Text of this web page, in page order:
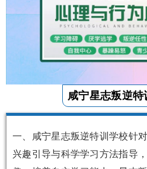
咸宁星志叛逆特
一、咸宁星志叛逆特训学校针
兴趣引导与科学学习方法指导